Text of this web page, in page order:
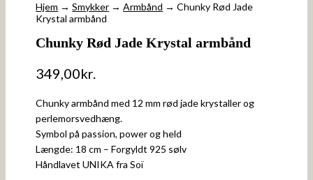
Hjem →Smykker →Armbånd → Chunky Rød Jade
Krystal armbånd
Chunky Rød Jade Krystal armbånd
349,00kr.
Chunky armbånd med 12 mm rød jade krystaller og
perlemorsvedhæng.
Symbol på passion, power og held
Længde: 18 cm – Forgyldt 925 sølv
Håndlavet UNIKA fra Soï